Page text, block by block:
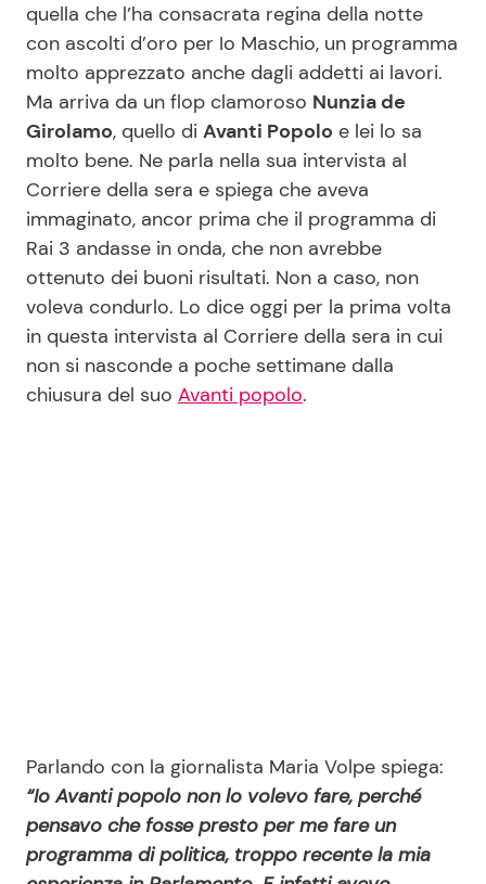
Moda e Style
Mondo Mamma
News benessere
Salute
Viaggi e Turismo
Festività
Dolci
Le Ricette in TV
Primi Piatti
Ricette Facili e Veloci
Ricette Feste
Ricette per Bambini
Privacy Policy
quella che l’ha consacrata regina della notte
con ascolti d’oro per Io Maschio, un programma
molto apprezzato anche dagli addetti ai lavori.
Ma arriva da un flop clamoroso Nunzia de
Girolamo, quello di Avanti Popolo e lei lo sa
molto bene. Ne parla nella sua intervista al
Corriere della sera e spiega che aveva
immaginato, ancor prima che il programma di
Rai 3 andasse in onda, che non avrebbe
ottenuto dei buoni risultati. Non a caso, non
voleva condurlo. Lo dice oggi per la prima volta
in questa intervista al Corriere della sera in cui
non si nasconde a poche settimane dalla
chiusura del suo Avanti popolo.
Parlando con la giornalista Maria Volpe spiega:
“Io Avanti popolo non lo volevo fare, perché
pensavo che fosse presto per me fare un
programma di politica, troppo recente la mia